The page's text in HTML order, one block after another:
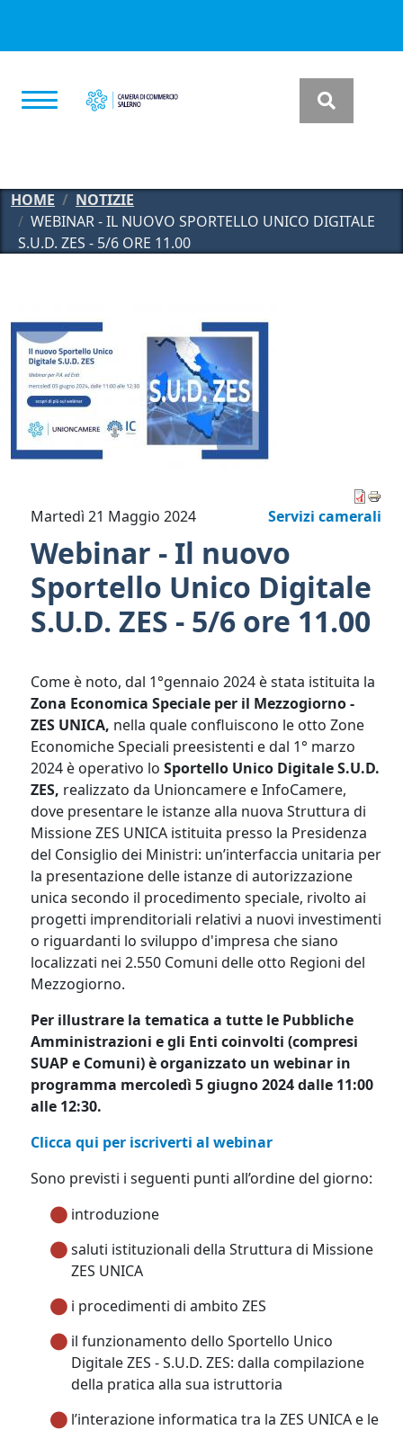
HOME
NOTIZIE
WEBINAR - IL NUOVO SPORTELLO UNICO DIGITALE
S.U.D. ZES - 5/6 ORE 11.00
Servizi camerali
Martedì 21 Maggio 2024
Webinar - Il nuovo
Sportello Unico Digitale
S.U.D. ZES - 5/6 ore 11.00
Come è noto, dal 1°gennaio 2024 è stata istituita la
Zona Economica Speciale per il Mezzogiorno -
ZES UNICA, nella quale confluiscono le otto Zone
Economiche Speciali preesistenti e dal 1° marzo
2024 è operativo lo Sportello Unico Digitale S.U.D.
ZES, realizzato da Unioncamere e InfoCamere,
dove presentare le istanze alla nuova Struttura di
Missione ZES UNICA istituita presso la Presidenza
del Consiglio dei Ministri: un’interfaccia unitaria per
la presentazione delle istanze di autorizzazione
unica secondo il procedimento speciale, rivolto ai
progetti imprenditoriali relativi a nuovi investimenti
o riguardanti lo sviluppo d'impresa che siano
localizzati nei 2.550 Comuni delle otto Regioni del
Mezzogiorno.
Per illustrare la tematica a tutte le Pubbliche
Amministrazioni e gli Enti coinvolti (compresi
SUAP e Comuni) è organizzato un webinar in
programma mercoledì 5 giugno 2024 dalle 11:00
alle 12:30.
Clicca qui per iscriverti al webinar
Sono previsti i seguenti punti all’ordine del giorno:
introduzione
saluti istituzionali della Struttura di Missione
ZES UNICA
i procedimenti di ambito ZES
il funzionamento dello Sportello Unico
Digitale ZES - S.U.D. ZES: dalla compilazione
della pratica alla sua istruttoria
l’interazione informatica tra la ZES UNICA e le